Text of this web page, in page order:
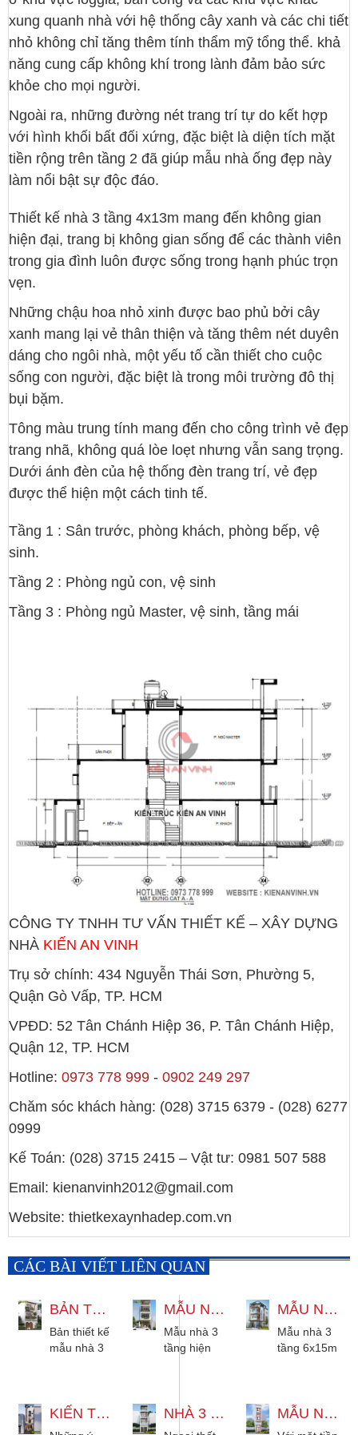
xung quanh nhà với hệ thống cây xanh và các chi tiết
nhỏ không chỉ tăng thêm tính thẩm mỹ tổng thể. khả
năng cung cấp không khí trong lành đảm bảo sức
khỏe cho mọi người.
Ngoài ra, những đường nét trang trí tự do kết hợp
với hình khối bất đối xứng, đặc biệt là diện tích mặt
tiền rộng trên tầng 2 đã giúp mẫu nhà ống đẹp này
làm nổi bật sự độc đáo.
Thiết kế nhà 3 tầng 4x13m mang đến không gian
hiện đại, trang bị không gian sống để các thành viên
trong gia đình luôn được sống trong hạnh phúc trọn
vẹn.
Những chậu hoa nhỏ xinh được bao phủ bởi cây
xanh mang lại vẻ thân thiện và tăng thêm nét duyên
dáng cho ngôi nhà, một yếu tố cần thiết cho cuộc
sống con người, đặc biệt là trong môi trường đô thị
bụi bặm.
Tông màu trung tính mang đến cho công trình vẻ đẹp
trang nhã, không quá lòe loẹt nhưng vẫn sang trọng.
Dưới ánh đèn của hệ thống đèn trang trí, vẻ đẹp
được thể hiện một cách tinh tế.
Tầng 1 : Sân trước, phòng khách, phòng bếp, vệ
sinh.
Tầng 2 : Phòng ngủ con, vệ sinh
Tầng 3 : Phòng ngủ Master, vệ sinh, tầng mái
CÔNG TY TNHH TƯ VẤN THIẾT KẾ – XÂY DỰNG
NHÀ KIẾN AN VINH
Trụ sở chính: 434 Nguyễn Thái Sơn, Phường 5,
Quận Gò Vấp, TP. HCM
VPĐD: 52 Tân Chánh Hiệp 36, P. Tân Chánh Hiệp,
Quận 12, TP. HCM
Hotline: 0973 778 999 - 0902 249 297
Chăm sóc khách hàng: (028) 3715 6379 - (028) 6277
0999
Kế Toán: (028) 3715 2415 – Vật tư: 0981 507 588
Email: kienanvinh2012@gmail.com
Website: thietkexaynhadep.com.vn
CÁC BÀI VIẾT LIÊN QUAN
BẢN THIẾT KẾ MẪU NHÀ 3 TẦNG HIỆN ĐẠI 5X18M
Bản thiết kế
mẫu nhà 3
phù hợp
MẪU NHÀ 3 TẦNG HIỆN ĐẠI 4X19M CÓ SÂN THƯỢNG ĐẸP
Mẫu nhà 3
tầng hiện
thiết kế độc
MẪU NHÀ 3 TẦNG 6X15M HIỆN ĐẠI TẠI BÌNH THẠNH
Mẫu nhà 3
tầng 6x15m
nhu cầu
KIẾN TRÚC NHÀ 3 TẦNG HIỆN ĐẠI 3 PHÒNG NGỦ ĐỘC LẠ SANG TRỌNG NHÀ 3 TẦNG 4X14M HIỆN ĐẠI 3 PHÒNG NGỦ TẠI BÌNH TÂN MẪU NHÀ 3 TẦNG 2X6M HIỆN ĐẠI 2 PHÒNG NGỦ ĐẦY ĐỦ CÔNG NĂNG